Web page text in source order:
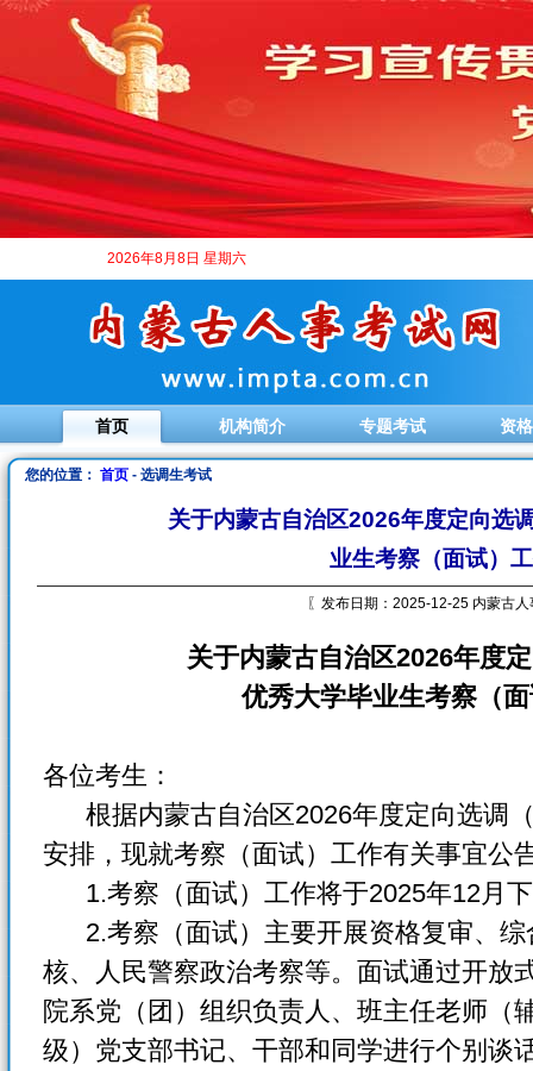
2026年8月8日 星期六
首页 机构简介 专题考试 资
您的位置： 首页- 选调生考试
关于内蒙古自治区2026年度定向选
业生考察（面试）
〖发布日期：2025-12-25 内蒙古
关于内蒙古自治区2026年度
优秀大学毕业生考察（
各位考生：
根据内蒙古自治区2026年度定向选调
安排，现就考察（面试）工作有关事宜公
1.考察（面试）工作将于2025年12月
2.考察（面试）主要开展资格复审、综
核、人民警察政治考察等。面试通过开放
院系党（团）组织负责人、班主任老师（
级）党支部书记、干部和同学进行个别谈